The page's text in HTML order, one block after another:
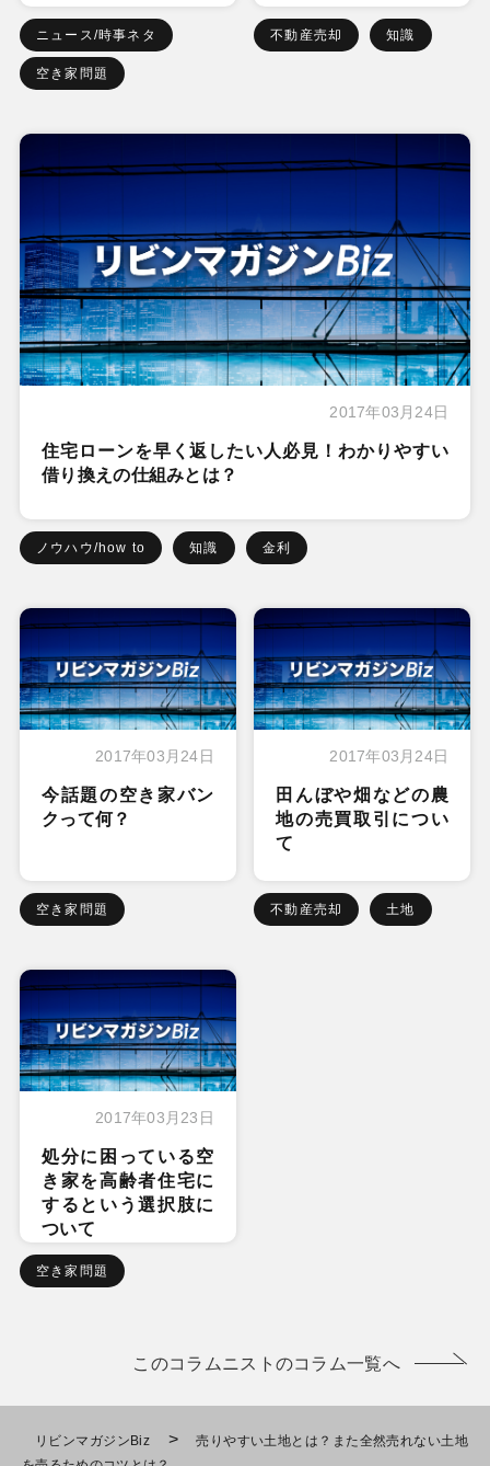
ニュース/時事ネタ
空き家問題
不動産売却 知識
2017年03月24日
住宅ローンを早く返したい人必見！わかりやすい
借り換えの仕組みとは？
ノウハウ/how to 知識 金利
2017年03月24日
今話題の空き家バン
クって何？
空き家問題
2017年03月24日
田んぼや畑などの農
地の売買取引につい
て
不動産売却 土地
2017年03月23日
処分に困っている空
き家を高齢者住宅に
するという選択肢に
ついて
空き家問題
このコラムニストのコラム一覧へ
リビンマガジンBiz >
売りやすい土地とは？また全然売れない土地